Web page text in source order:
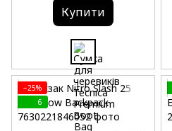
Купити
−25%
6